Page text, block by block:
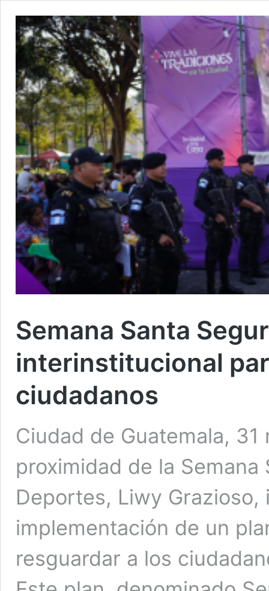
Semana Santa
interinstitucional
ciudadanos
Ciudad de Guatemala, 31
proximidad de la
Deportes, Liwy Grazioso,
implementación de un
resguardar a los